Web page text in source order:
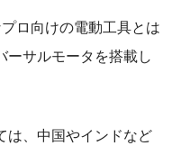
ロ向けの電動工具とは
ーサルモータを搭載し
は、中国やインドなど